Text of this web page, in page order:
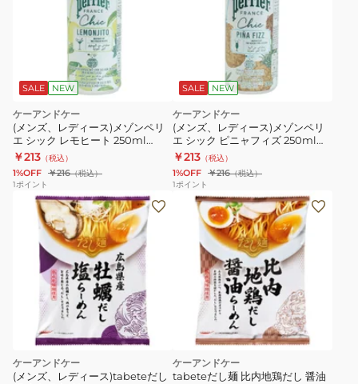
SALE NEW
ケーアンドケー
(メンズ、レディース)メゾンペリ
エ シック レモヒート 250ml
3467103
￥213 （税込）
1%OFF ￥216（税込）
1ポイント
SALE NEW
ケーアンドケー
(メンズ、レディース)メゾンペリ
エ シック ピニャフィズ 250ml
3467129
￥213 （税込）
1%OFF ￥216（税込）
1ポイント
ケーアンドケー
(メンズ、レディース)tabeteだし
ケーアンドケー
tabeteだし麺 比内地鶏だし 醤油